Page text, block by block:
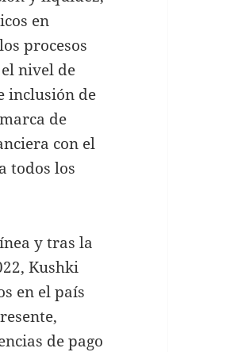
en
procesos
nivel de
inclusión de
de
con el
todos los
y tras la
Kushki
en el país
de pago